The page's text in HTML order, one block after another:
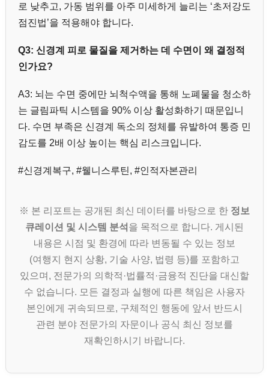
로 낮추고, 가동 범위를 아주 미세하게 늘리는 ‘초저강도
점진법’을 적용해야 합니다.
Q3: 신경계 피로 물질을 제거하는 데 수면이 왜 결정적
인가요?
A3: 뇌는 수면 중에만 뇌척수액을 통해 노폐물을 청소하
는 글림파틱 시스템을 90% 이상 활성화하기 때문입니
다. 수면 부족은 신경계 독소의 정체를 유발하여 통증 민
감도를 2배 이상 높이는 핵심 리스크입니다.
#신경계복구, #웰니스루틴, #인적자본관리
※ 본 리포트는 공개된 최신 데이터를 바탕으로 한 정보
큐레이션 및 시스템 분석 을 목적으로 합니다. 게시된
내용은 시점 및 환경에 따라 변동될 수 있는 정보
(여행지 현지 상황, 기술 사양, 법령 등)를 포함하고
있으며, 전문가의 의학적·법률적·금융적 진단을 대신할
수 없습니다. 모든 결정과 실행에 따른 책임은 사용자
본인에게 귀속되므로, 구체적인 행동에 앞서 반드시
관련 분야 전문가의 자문이나 공식 최신 정보를
재확인하시기 바랍니다.